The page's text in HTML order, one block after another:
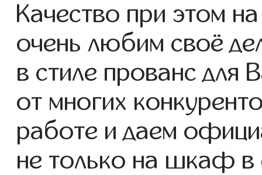
Качество при этом
очень любим своё
в стиле прованс для
от многих
работе и даем
не только на шкаф в